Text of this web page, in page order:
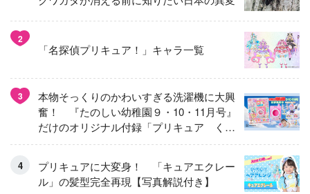
2
「名探偵プリキュア！」キャラ一覧
3
本物そっくりのかわいすぎる洗濯機に大興
奮！ 『たのしい幼稚園９・10・11月号』
だけのオリジナル付録「プリキュア くる
くるせんたくき」
プリキュアに大変身！ 「キュアエクレー
ル」の髪型完全再現【写真解説付き】